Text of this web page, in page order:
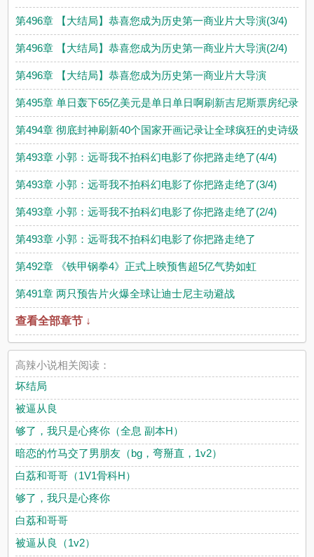
第496章 【大结局】恭喜您成为历史第一商业片大导演(3/4)
第496章 【大结局】恭喜您成为历史第一商业片大导演(2/4)
第496章 【大结局】恭喜您成为历史第一商业片大导演
第495章 单日轰下65亿美元是单日单日啊刷新吉尼斯票房纪录
第494章 彻底封神刷新40个国家开画记录让全球疯狂的史诗级电
第493章 小郭：远哥我不拍科幻电影了你把路走绝了(4/4)
第493章 小郭：远哥我不拍科幻电影了你把路走绝了(3/4)
第493章 小郭：远哥我不拍科幻电影了你把路走绝了(2/4)
第493章 小郭：远哥我不拍科幻电影了你把路走绝了
第492章 《铁甲钢拳4》正式上映预售超5亿气势如虹
第491章 两只预告片火爆全球让迪士尼主动避战
查看全部章节 ↓
高辣小说相关阅读：
坏结局
被逼从良
够了，我只是心疼你（全息 副本H）
暗恋的竹马交了男朋友（bg，弯掰直，1v2）
白荔和哥哥（1V1骨科H）
够了，我只是心疼你
白荔和哥哥
被逼从良（1v2）